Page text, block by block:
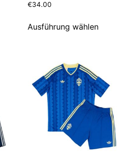
€34.00
Ausführung wählen